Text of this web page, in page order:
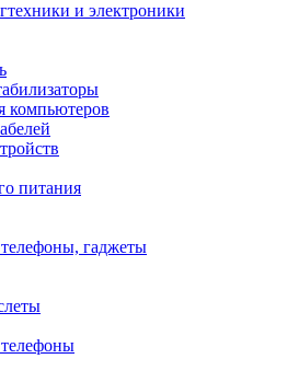
и электроники
компьютеров
питания
гаджеты